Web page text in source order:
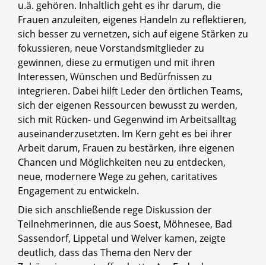
u.ä. gehören. Inhaltlich geht es ihr darum, die
Frauen anzuleiten, eigenes Handeln zu reflektieren,
sich besser zu vernetzen, sich auf eigene Stärken zu
fokussieren, neue Vorstandsmitglieder zu
gewinnen, diese zu ermutigen und mit ihren
Interessen, Wünschen und Bedürfnissen zu
integrieren. Dabei hilft Leder den örtlichen Teams,
sich der eigenen Ressourcen bewusst zu werden,
sich mit Rücken- und Gegenwind im Arbeitsalltag
auseinanderzusetzten. Im Kern geht es bei ihrer
Arbeit darum, Frauen zu bestärken, ihre eigenen
Chancen und Möglichkeiten neu zu entdecken,
neue, modernere Wege zu gehen, caritatives
Engagement zu entwickeln.
Die sich anschließende rege Diskussion der
Teilnehmerinnen, die aus Soest, Möhnesee, Bad
Sassendorf, Lippetal und Welver kamen, zeigte
deutlich, dass das Thema den Nerv der